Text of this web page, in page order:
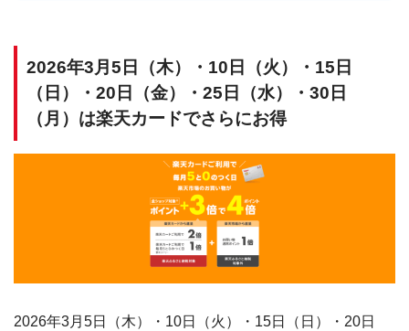
2026年3月5日（木）・10日（火）・15日
（日）・20日（金）・25日（水）・30日
（月）は楽天カードでさらにお得
2026年3月5日（木）・10日（火）・15日（日）・20日